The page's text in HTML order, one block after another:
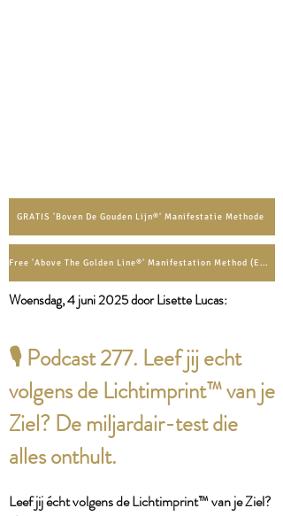
GRATIS 'Boven De Gouden Lijn®' Manifestatie Methode
Free 'Above The Golden Line®' Manifestation Method (English)
Woensdag, 4 juni2025 door Lisette Lucas:​
🎙️ Podcast 277. Leef jij echt
volgens de Lichtimprint™ van je
Ziel? De miljardair-test die
alles onthult.
Leef jij écht volgens de Lichtimprint™ van je Ziel?